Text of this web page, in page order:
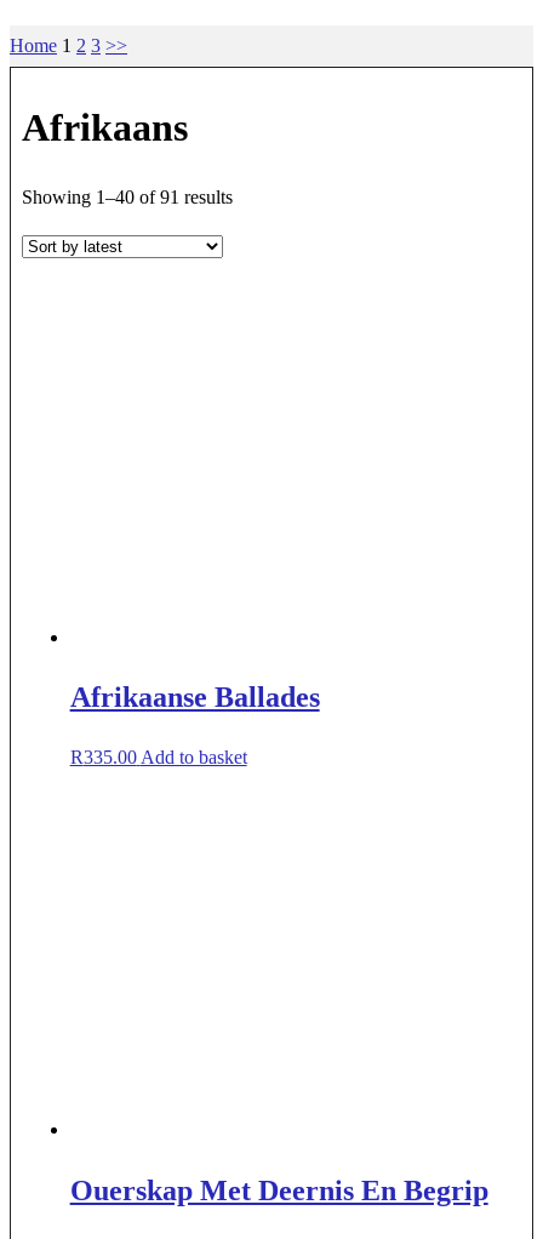
Home 1 2 3 >>
Afrikaans
Showing 1–40 of 91 resultsSorted
Afrikaanse Ballades
R335.00 Add to basket
Ouerskap Met Deernis En Begrip